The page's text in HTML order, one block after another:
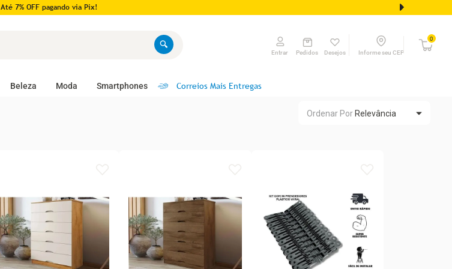
Pague em até 10x no cartão!
Entrar Pedidos Desejos Informe seu CEP
0
Beleza Moda Smartphones Correios Mais Entregas
Ordenar Por Relevância